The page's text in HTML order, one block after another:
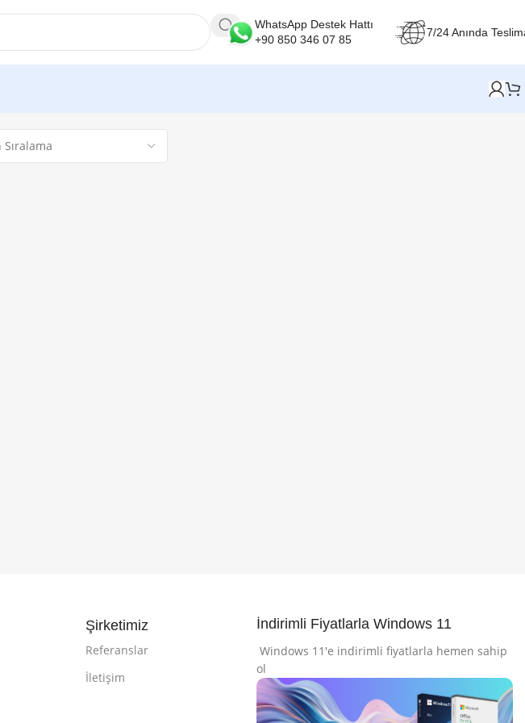
WhatsApp Destek Hattı
+90 850 346 07 85
7/24 Anında
Şirketimiz
Referanslar
İletişim
İndirimli Fiyatlarla Windows 11
Windows 11'e indirimli fiyatlarla hemen sahip
ol